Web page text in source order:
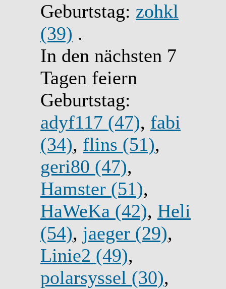
Geburtstag: zohkl
(39) .
In den nächsten 7
Tagen feiern
Geburtstag:
adyf117 (47), fabi
(34), flins (51),
geri80 (47),
Hamster (51),
HaWeKa (42), Heli
(54), jaeger (29),
Linie2 (49),
polarsyssel (30),